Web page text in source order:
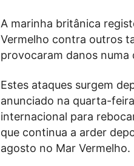
A marinha britânica
Vermelho contra outros
provocaram danos numa
Estes ataques surgem
anunciado na quarta-
internacional para
que continua a arder
agosto no Mar Vermelho.